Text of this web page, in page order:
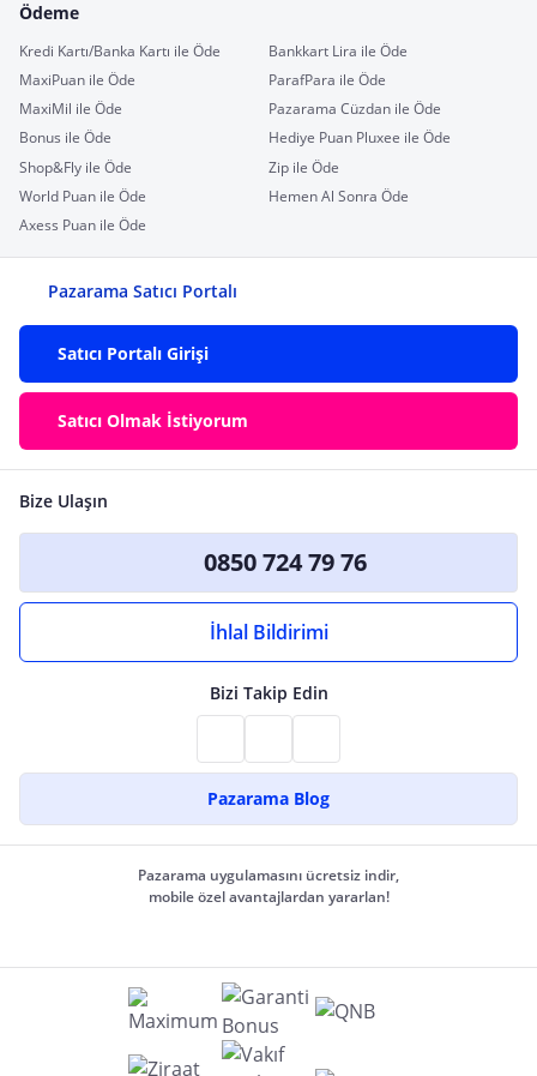
Ödeme
Kredi Kartı/Banka Kartı ile Öde
Bankkart Lira ile Öde
MaxiPuan ile Öde
ParafPara ile Öde
MaxiMil ile Öde
Pazarama Cüzdan ile Öde
Bonus ile Öde
Hediye Puan Pluxee ile Öde
Shop&Fly ile Öde
Zip ile Öde
World Puan ile Öde
Hemen Al Sonra Öde
Axess Puan ile Öde
Pazarama Satıcı Portalı
Satıcı Portalı Girişi
Satıcı Olmak İstiyorum
Bize Ulaşın
0850 724 79 76
İhlal Bildirimi
Bizi Takip Edin
Pazarama Blog
Pazarama uygulamasını ücretsiz indir,
mobile özel avantajlardan yararlan!